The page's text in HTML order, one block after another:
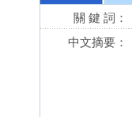
關 鍵 詞：
中文摘要：